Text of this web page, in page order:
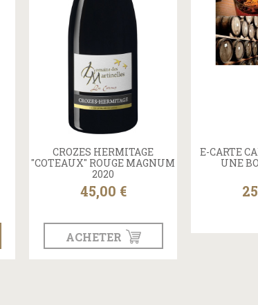
CROZES HERMITAGE
"COTEAUX" ROUGE MAGNUM
2020
45,00 €
ACHETER
E-CARTE
UNE